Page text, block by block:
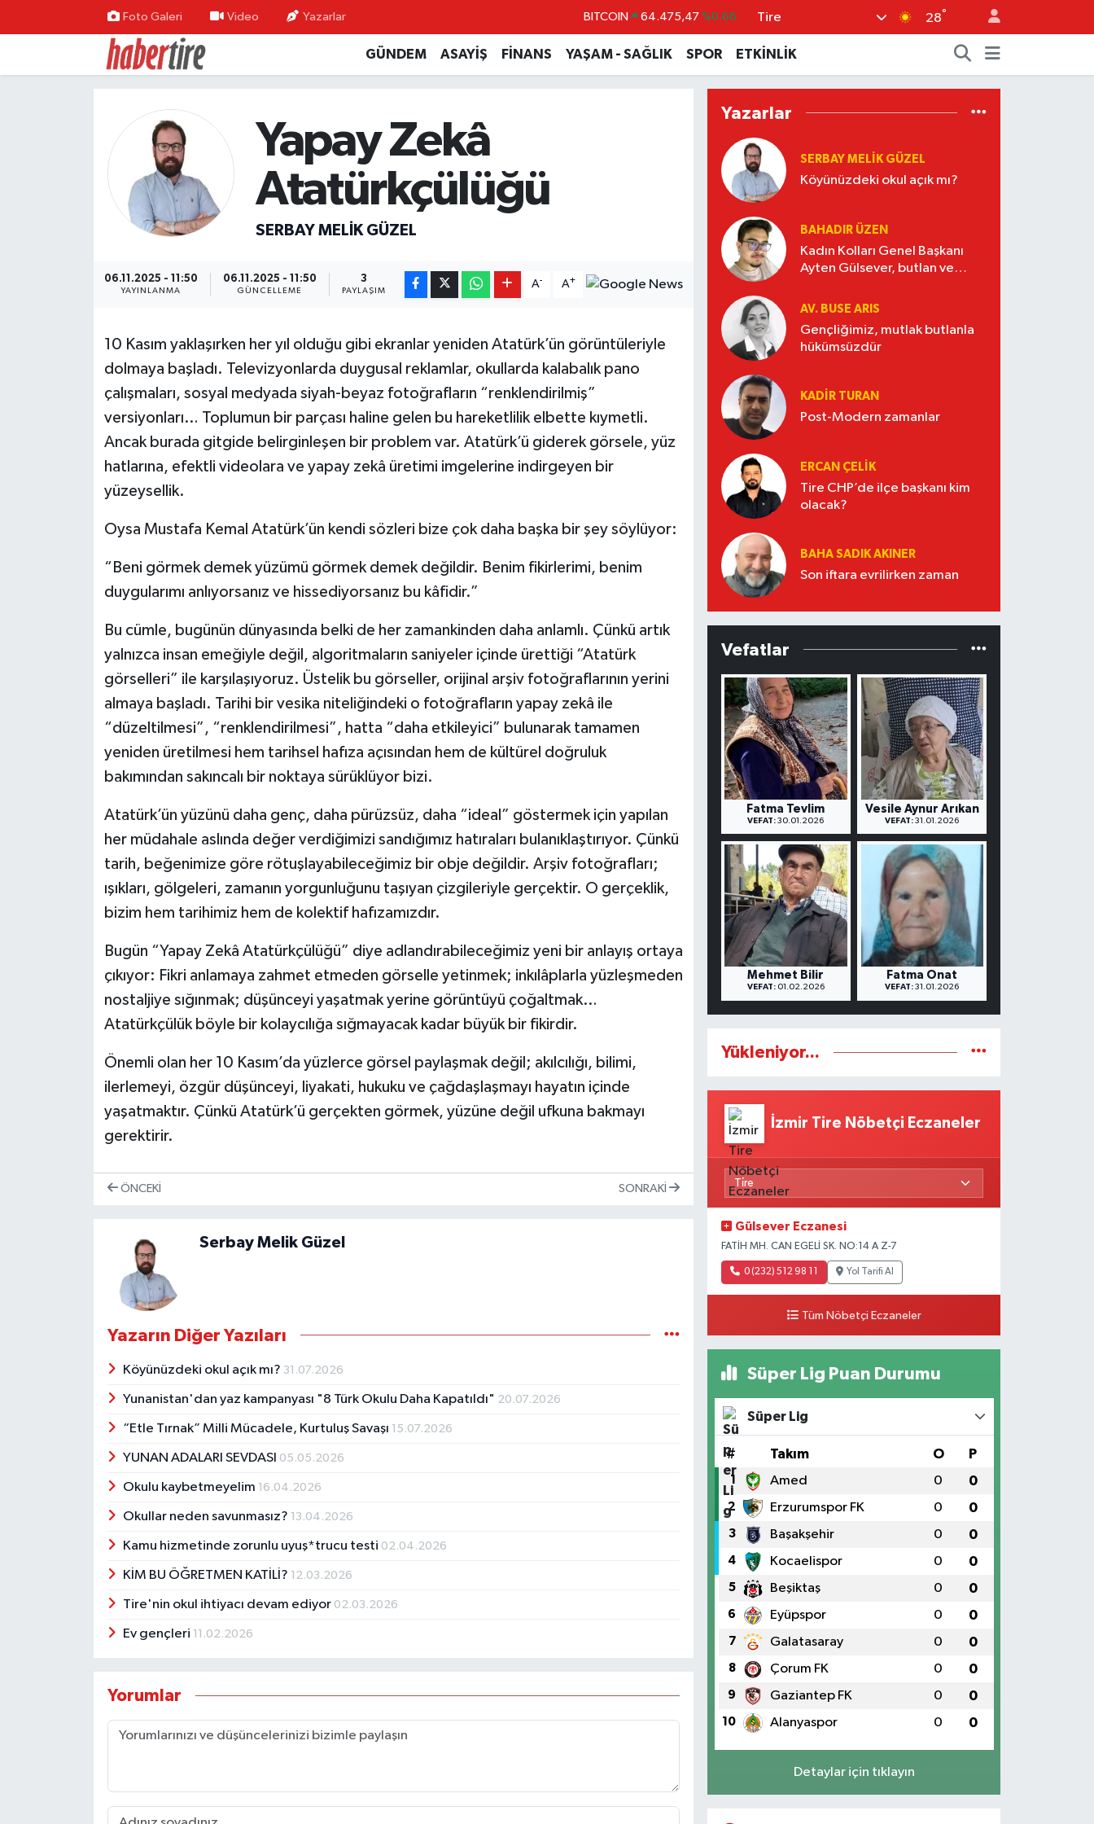
Foto Galeri Video Yazarlar BITCOIN 64.475,47 %0.66
DOLAR 47,5971 %0.05
EURO 55,1336 %0.18
%0.22
%0
Tire 28°
GÜNDEM ASAYİŞ FİNANS YAŞAM - SAĞLIK SPOR ETKİNLİK
Yapay Zekâ
Atatürkçülüğü
SERBAY MELIK GÜZEL
06.11.2025 - 11:50
YAYINLANMA
06.11.2025 - 11:50
GÜNCELLEME
3
PAYLAŞIM
A- A+
10 Kasım yaklaşırken her yıl olduğu gibi ekranlar yeniden Atatürk’ün görüntüleriyle
dolmaya başladı. Televizyonlarda duygusal reklamlar, okullarda kalabalık pano
çalışmaları, sosyal medyada siyah-beyaz fotoğrafların “renklendirilmiş”
versiyonları… Toplumun bir parçası haline gelen bu hareketlilik elbette kıymetli.
Ancak burada gitgide belirginleşen bir problem var. Atatürk’ü giderek görsele, yüz
hatlarına, efektli videolara ve yapay zekâ üretimi imgelerine indirgeyen bir
yüzeysellik.
Oysa Mustafa Kemal Atatürk’ün kendi sözleri bize çok daha başka bir şey söylüyor:
“Beni görmek demek yüzümü görmek demek değildir. Benim fikirlerimi, benim
duygularımı anlıyorsanız ve hissediyorsanız bu kâfidir.”
Bu cümle, bugünün dünyasında belki de her zamankinden daha anlamlı. Çünkü artık
yalnızca insan emeğiyle değil, algoritmaların saniyeler içinde ürettiği “Atatürk
görselleri” ile karşılaşıyoruz. Üstelik bu görseller, orijinal arşiv fotoğraflarının yerini
almaya başladı. Tarihi bir vesika niteliğindeki o fotoğrafların yapay zekâ ile
“düzeltilmesi”, “renklendirilmesi”, hatta “daha etkileyici” bulunarak tamamen
yeniden üretilmesi hem tarihsel hafıza açısından hem de kültürel doğruluk
bakımından sakıncalı bir noktaya sürüklüyor bizi.
Atatürk’ün yüzünü daha genç, daha pürüzsüz, daha “ideal” göstermek için yapılan
her müdahale aslında değer verdiğimizi sandığımız hatıraları bulanıklaştırıyor. Çünkü
tarih, beğenimize göre rötuşlayabileceğimiz bir obje değildir. Arşiv fotoğrafları;
ışıkları, gölgeleri, zamanın yorgunluğunu taşıyan çizgileriyle gerçektir. O gerçeklik,
bizim hem tarihimiz hem de kolektif hafızamızdır.
Bugün “Yapay Zekâ Atatürkçülüğü” diye adlandırabileceğimiz yeni bir anlayış ortaya
çıkıyor: Fikri anlamaya zahmet etmeden görselle yetinmek; inkılâplarla yüzleşmeden
nostaljiye sığınmak; düşünceyi yaşatmak yerine görüntüyü çoğaltmak…
Atatürkçülük böyle bir kolaycılığa sığmayacak kadar büyük bir fikirdir.
Önemli olan her 10 Kasım’da yüzlerce görsel paylaşmak değil; akılcılığı, bilimi,
ilerlemeyi, özgür düşünceyi, liyakati, hukuku ve çağdaşlaşmayı hayatın içinde
yaşatmaktır. Çünkü Atatürk’ü gerçekten görmek, yüzüne değil ufkuna bakmayı
gerektirir.
ÖNCEKI SONRAKI
Serbay Melik Güzel
Yazarın Diğer Yazıları
Köyünüzdeki okul açık mı? 31.07.2026
Yunanistan'dan yaz kampanyası "8 Türk Okulu Daha Kapatıldı" 20.07.2026
“Etle Tırnak” Milli Mücadele, Kurtuluş Savaşı 15.07.2026
YUNAN ADALARI SEVDASI 05.05.2026
Okulu kaybetmeyelim 16.04.2026
Okullar neden savunmasız? 13.04.2026
Kamu hizmetinde zorunlu uyuş*trucu testi 02.04.2026
KİM BU ÖĞRETMEN KATİLİ? 12.03.2026
Tire'nin okul ihtiyacı devam ediyor 02.03.2026
Ev gençleri 11.02.2026
Yorumlar
Yazarlar
SERBAY MELIK GÜZEL
Köyünüzdeki okul açık mı?
BAHADIR ÜZEN
Kadın Kolları Genel Başkanı
Ayten Gülsever, butlan ve
AV. BUSE ARIS
Gençliğimiz, mutlak butlanla
hükümsüzdür
KADIR TURAN
Post-Modern zamanlar
ERCAN ÇELIK
Tire CHP’de ilçe başkanı kim
olacak?
BAHA SADIK AKINER
Son iftara evrilirken zaman
Vefatlar
Fatma Tevlim
VEFAT: 30.01.2026
Vesile Aynur Arıkan
VEFAT: 31.01.2026
Mehmet Bilir
VEFAT:01.02.2026
Fatma Onat
VEFAT: 31.01.2026
Yükleniyor...
İzmir Tire Nöbetçi Eczaneler
Gülsever Eczanesi
FATİH MH. CAN EGELİ SK. NO:14 A Z-7
0 (232) 512 98 11 Yol Tarifi Al
Tüm Nöbetçi Eczaneler
Süper Lig Puan Durumu
Süper Lig
# Takım O P
1 Amed 0 0
2 Erzurumspor FK 0 0
3 Başakşehir 0 0
4 Kocaelispor 0 0
5 Beşiktaş 0 0
6 Eyüpspor 0 0
7 Galatasaray 0 0
8 Çorum FK 0 0
9 Gaziantep FK 0 0
10 Alanyaspor 0 0
Detaylar için tıklayın
Tire Nöbetçi Eczaneler
Tire Trafik Yoğunluk Haritası
Süper Lig Puan Durumu ve Fikstür
Tüm Manşetler